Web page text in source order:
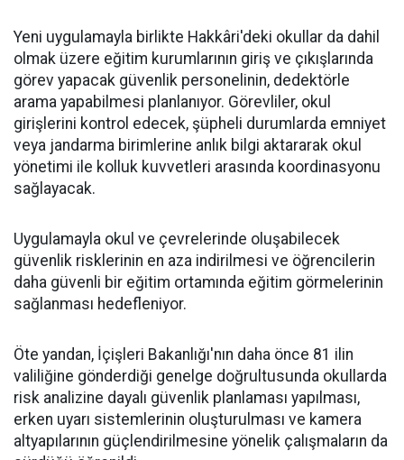
Yeni uygulamayla birlikte Hakkâri'deki okullar da dahil
olmak üzere eğitim kurumlarının giriş ve çıkışlarında
görev yapacak güvenlik personelinin, dedektörle
arama yapabilmesi planlanıyor. Görevliler, okul
girişlerini kontrol edecek, şüpheli durumlarda emniyet
veya jandarma birimlerine anlık bilgi aktararak okul
yönetimi ile kolluk kuvvetleri arasında koordinasyonu
sağlayacak.
Uygulamayla okul ve çevrelerinde oluşabilecek
güvenlik risklerinin en aza indirilmesi ve öğrencilerin
daha güvenli bir eğitim ortamında eğitim görmelerinin
sağlanması hedefleniyor.
Öte yandan, İçişleri Bakanlığı'nın daha önce 81 ilin
valiliğine gönderdiği genelge doğrultusunda okullarda
risk analizine dayalı güvenlik planlaması yapılması,
erken uyarı sistemlerinin oluşturulması ve kamera
altyapılarının güçlendirilmesine yönelik çalışmaların da